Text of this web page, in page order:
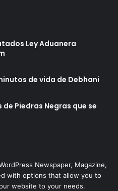
Ley Aduanera
de vida de Debhani
Piedras Negras que se
Newspaper, Magazine,
with options that allow you to
website to your needs.